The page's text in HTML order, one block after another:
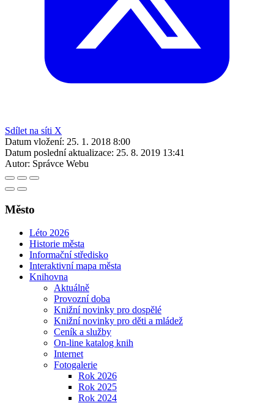
Sdílet na síti X
Datum vložení: 25. 1. 2018 8:00
Datum poslední aktualizace: 25. 8. 2019 13:41
Autor: Správce Webu
Město
Léto 2026
Historie města
Informační středisko
Interaktivní mapa města
Knihovna
Aktuálně
Provozní doba
Knižní novinky pro dospělé
Knižní novinky pro děti a mládež
Ceník a služby
On-line katalog knih
Internet
Fotogalerie
Rok 2026
Rok 2025
Rok 2024